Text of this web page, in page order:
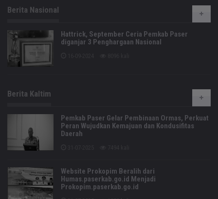
Berita Nasional
Hattrick, September Ceria Pemkab Paser
diganjar 3 Penghargaan Nasional
Berita Kaltim
Pemkab Paser Gelar Pembinaan Ormas, Perkuat
Peran Wujudkan Kemajuan dan Kondusifitas
Daerah
Website Prokopim Beralih dari
Humas.paserkab.go.id Menjadi
Prokopim.paserkab.go.id